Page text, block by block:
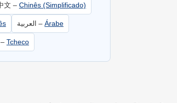
文 – Chinês (Simplificado)
العربية – Árabe
Tcheco